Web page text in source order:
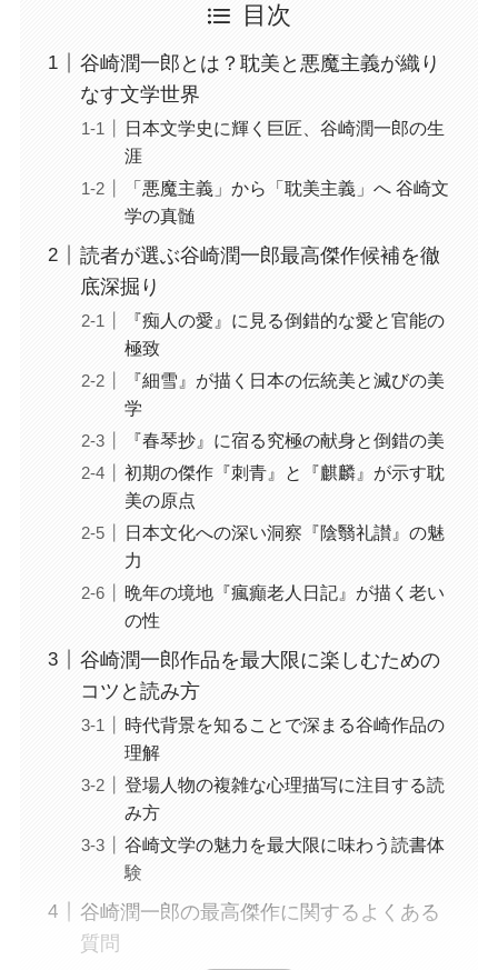
目次
谷崎潤一郎とは？耽美と悪魔主義が織り
なす文学世界
日本文学史に輝く巨匠、谷崎潤一郎の生
涯
「悪魔主義」から「耽美主義」へ 谷崎文
学の真髄
読者が選ぶ谷崎潤一郎最高傑作候補を徹
底深掘り
『痴人の愛』に見る倒錯的な愛と官能の
極致
『細雪』が描く日本の伝統美と滅びの美
学
『春琴抄』に宿る究極の献身と倒錯の美
初期の傑作『刺青』と『麒麟』が示す耽
美の原点
日本文化への深い洞察『陰翳礼讃』の魅
力
晩年の境地『瘋癲老人日記』が描く老い
の性
谷崎潤一郎作品を最大限に楽しむための
コツと読み方
時代背景を知ることで深まる谷崎作品の
理解
登場人物の複雑な心理描写に注目する読
み方
谷崎文学の魅力を最大限に味わう読書体
験
谷崎潤一郎の最高傑作に関するよくある
質問